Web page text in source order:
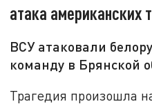
атака американских
ВСУ атаковали
команду в Брянской
Трагедия произошла